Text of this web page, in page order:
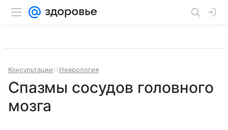
Консультации Неврология
Спазмы сосудов головного
мозга